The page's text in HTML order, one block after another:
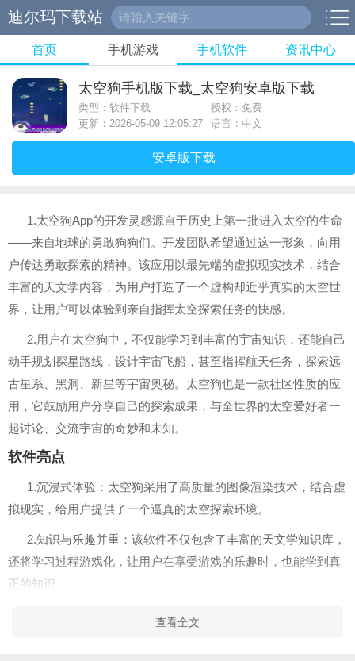
迪尔玛下载站
首页 手机游戏 手机软件 资讯中心
太空狗手机版下载_太空狗安卓版下载
类型：软件下载
授权：免费
更新：2026-05-09 12:05:27
语言：中文
安卓版下载
1.太空狗App的开发灵感源自于历史上第一批进入太空的生命
——来自地球的勇敢狗狗们。开发团队希望通过这一形象，向用
户传达勇敢探索的精神。该应用以最先端的虚拟现实技术，结合
丰富的天文学内容，为用户打造了一个虚构却近乎真实的太空世
界，让用户可以体验到亲自指挥太空探索任务的快感。
2.用户在太空狗中，不仅能学习到丰富的宇宙知识，还能自己
动手规划探星路线，设计宇宙飞船，甚至指挥航天任务，探索远
古星系、黑洞、新星等宇宙奥秘。太空狗也是一款社区性质的应
用，它鼓励用户分享自己的探索成果，与全世界的太空爱好者一
起讨论、交流宇宙的奇妙和未知。
软件亮点
1.沉浸式体验：太空狗采用了高质量的图像渲染技术，结合虚
拟现实，给用户提供了一个逼真的太空探索环境。
2.知识与乐趣并重：该软件不仅包含了丰富的天文学知识库，
还将学习过程游戏化，让用户在享受游戏的乐趣时，也能学到真
正的知识。
3.社区交流平台：构建了一个全球性的太空爱好者交流平台，
查看全文